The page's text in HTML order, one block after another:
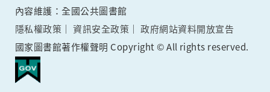
內容維護：全國公共圖書館
隱私權政策
資訊安全政策
政府網站資料開放宣告
國家圖書館著作權聲明 Copyright © All rights reserved.